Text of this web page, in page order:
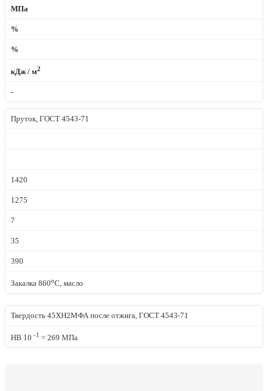
МПа
%
%
кДж / м2
-
Пруток, ГОСТ 4543-71
1420
1275
7
35
390
Закалка 860oС, масло
Твердость 45ХН2МФА после отжига, ГОСТ 4543-71
HB 10 -1 = 269 МПа